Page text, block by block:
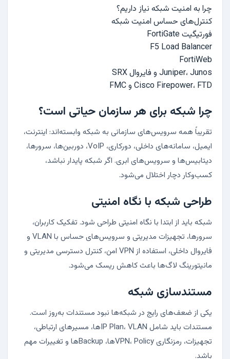
چرا به امنیت شبکه نیاز داریم؟
کنترل‌های حساس امنیت شبکه
فورتیگیت FortiGate
F5 Load Balancer
FortiWeb
Juniper، Junos و فایروال SRX
Cisco Firepower، FTD و FMC
چرا شبکه برای هر سازمان حیاتی است؟
تقریباً همه سرویس‌های سازمانی به شبکه وابسته‌اند: اینترنت،
ایمیل، سامانه‌های داخلی، دورکاری، VoIP، دوربین‌ها، سرورها،
دیتابیس‌ها و سرویس‌های ابری. اگر شبکه پایدار نباشد،
کسب‌وکار دچار اختلال می‌شود.
طراحی شبکه با نگاه امنیتی
شبکه باید از ابتدا با نگاه امنیتی طراحی شود. تفکیک کاربران،
سرورها، تجهیزات مدیریتی و سرویس‌های حساس با VLAN و
فایروال داخلی، استفاده از VPN امن، کنترل دسترسی مدیریتی و
مانیتورینگ لاگ‌ها باعث کاهش ریسک می‌شود.
مستندسازی شبکه
یکی از ضعف‌های رایج در شبکه‌ها نبود مستندات به‌روز است.
مستندات باید شامل IP Plan، VLANها، مسیرهای ارتباطی،
تجهیزات، رمزنگاری VPN، Policyها، Backupها و تغییرات مهم
باشد.